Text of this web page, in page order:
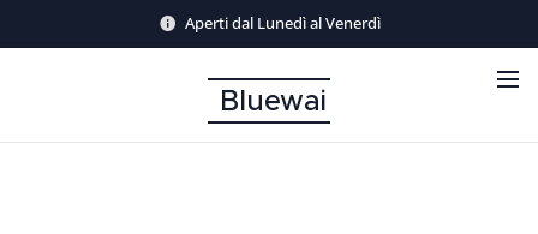
Aperti dal Lunedì al Venerdì
Bluewai